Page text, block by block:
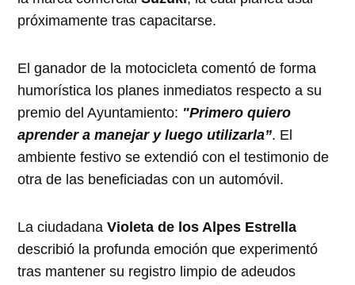
próximamente tras capacitarse.
El ganador de la motocicleta comentó de forma
humorística los planes inmediatos respecto a su
premio del Ayuntamiento: "Primero quiero
aprender a manejar y luego utilizarla”. El
ambiente festivo se extendió con el testimonio de
otra de las beneficiadas con un automóvil.
La ciudadanaVioleta de los Alpes Estrella
describió la profunda emoción que experimentó
tras mantener su registro limpio de adeudos